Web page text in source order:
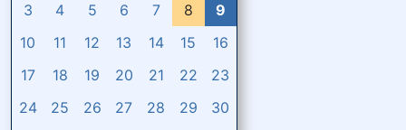
3
4 5 6 7 8
9
10
11 12 13 14 15
16
17
18 19 20 21 22
23
24
25 26 27 28 29
30